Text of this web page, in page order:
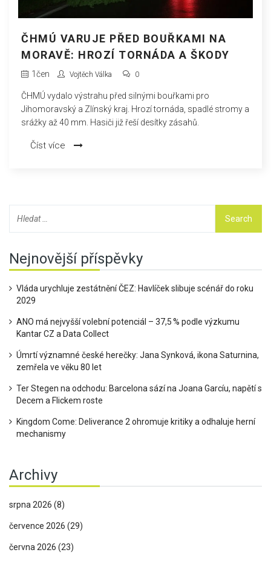
ČHMÚ VARUJE PŘED BOUŘKAMI NA
MORAVĚ: HROZÍ TORNÁDA A ŠKODY
1 čen Vojtěch Válka 0
ČHMÚ vydalo výstrahu před silnými bouřkami pro
Jihomoravský a Zlínský kraj. Hrozí tornáda, spadlé stromy a
srážky až 40 mm. Hasiči již řeší desítky zásahů.
Číst více
Nejnovější příspěvky
Vláda urychluje zestátnění ČEZ: Havlíček slibuje scénář do roku
2029
ANO má nejvyšší volební potenciál – 37,5 % podle výzkumu
Kantar CZ a Data Collect
Úmrtí významné české herečky: Jana Synková, ikona Saturnina,
zemřela ve věku 80 let
Ter Stegen na odchodu: Barcelona sází na Joana Garcíu, napětí s
Decem a Flickem roste
Kingdom Come: Deliverance 2 ohromuje kritiky a odhaluje herní
mechanismy
Archivy
srpna 2026 (8)
července 2026 (29)
června 2026 (23)